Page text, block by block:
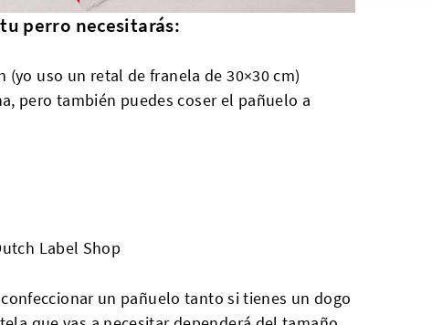
perro necesitarás:
uso un retal de franela de 30×30 cm)
pero también puedes coser el pañuelo a
Label Shop
un pañuelo tanto si tienes un dogo